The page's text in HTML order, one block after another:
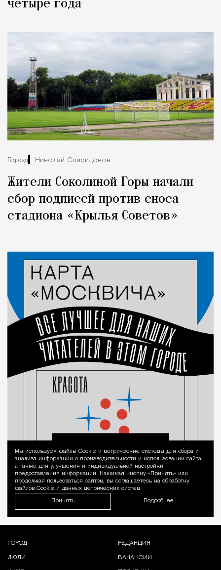
четыре года
Город Николай Спиридонов
Жители Соколиной Горы начали
сбор подписей против сноса
стадиона «Крылья Советов»
Уведомление
Мы используем файлы Сookie и метрические системы для сбора и
анализа информации о производительности и использовании сайта,
а также для улучшения и индивидуальной настройки
предоставления информации. Нажимая кнопку «Принять» или
продолжая пользоваться сайтом, вы соглашаетесь на обработку
файлов Cookie и данных метрических систем.
Принять Подробнее
ГОРОД
ЛЮДИ
РЕДАКЦИЯ
ВАКАНСИИ